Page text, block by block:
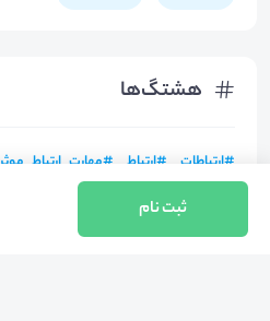
هشتگ‌ها
#ارتباطات #ارتباط #مهارت_ارتباط_موثر
ثبت نام